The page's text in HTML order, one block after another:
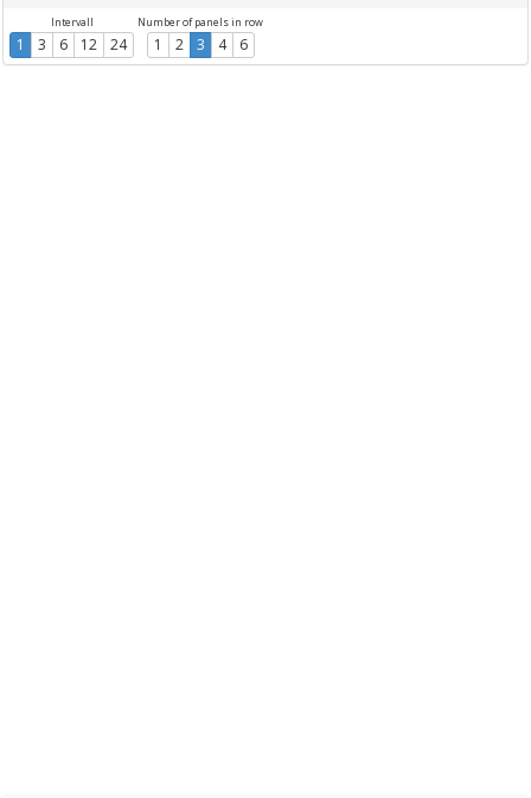
Intervall
1 3 6 12 24
Number of panels in row
1 2 3 4 6